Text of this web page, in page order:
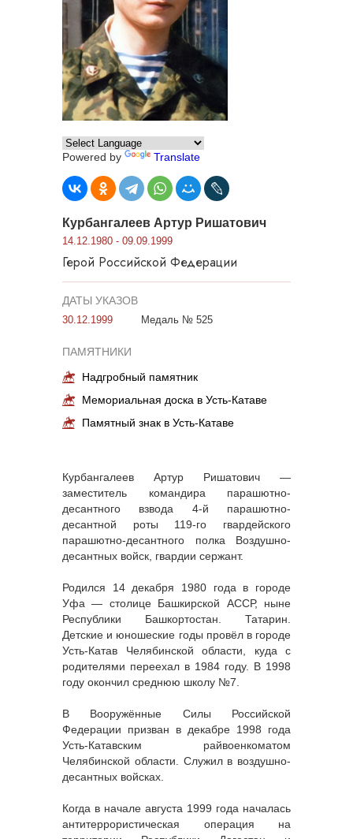
Powered by Translate
Курбангалеев Артур Ришатович
14.12.1980 - 09.09.1999
Герой Российской Федерации
ДАТЫ УКАЗОВ
30.12.1999 Медаль № 525
ПАМЯТНИКИ
Надгробный памятник
Мемориальная доска в Усть-Катаве
Памятный знак в Усть-Катаве
Курбангалеев Артур Ришатович —
заместитель командира парашютно-
десантного взвода 4-й парашютно-
десантной роты 119-го гвардейского
парашютно-десантного полка Воздушно-
десантных войск, гвардии сержант.
Родился 14 декабря 1980 года в городе
Уфа — столице Башкирской АССР, ныне
Республики Башкортостан. Татарин.
Детские и юношеские годы провёл в городе
Усть-Катав Челябинской области, куда с
родителями переехал в 1984 году. В 1998
году окончил среднюю школу №7.
В Вооружённые Силы Российской
Федерации призван в декабре 1998 года
Усть-Катавским райвоенкоматом
Челябинской области. Служил в воздушно-
десантных войсках.
Когда в начале августа 1999 года началась
антитеррористическая операция на